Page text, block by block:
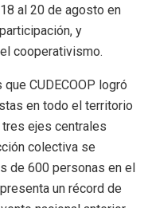
al 20 de agosto en
y
cooperativismo.
CUDECOOP logró
en todo el territorio
ejes centrales
colectiva se
de 600 personas en el
un récord de